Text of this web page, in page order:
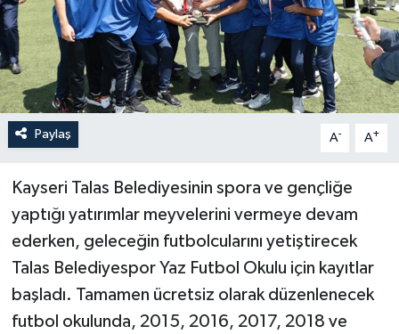
Paylaş A- A+
Kayseri Talas Belediyesinin spora ve gençliğe
yaptığı yatırımlar meyvelerini vermeye devam
ederken, geleceğin futbolcularını yetiştirecek
Talas Belediyespor Yaz Futbol Okulu için kayıtlar
başladı. Tamamen ücretsiz olarak düzenlenecek
futbol okulunda, 2015, 2016, 2017, 2018 ve